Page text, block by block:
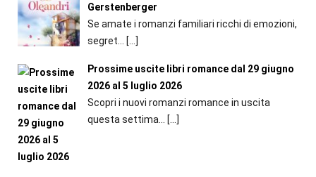
Gerstenberger
Se amate i romanzi familiari ricchi di emozioni,
segret...
[…]
Prossime uscite libri romance dal 29 giugno
2026 al 5 luglio 2026
Scopri i nuovi romanzi romance in uscita
questa settima... […]